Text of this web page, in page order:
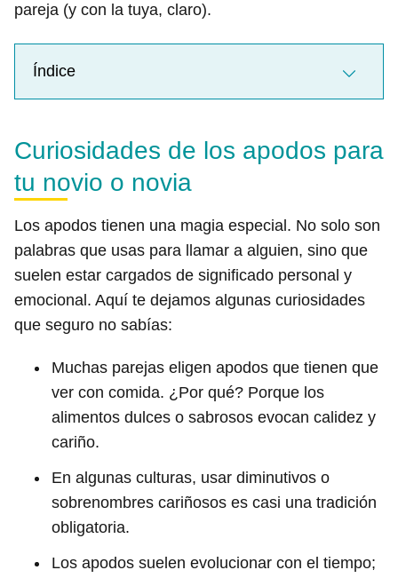
pareja (y con la tuya, claro).
Índice
Curiosidades de los apodos para
tu novio o novia
Los apodos tienen una magia especial. No solo son
palabras que usas para llamar a alguien, sino que
suelen estar cargados de significado personal y
emocional. Aquí te dejamos algunas curiosidades
que seguro no sabías:
Muchas parejas eligen apodos que tienen que
ver con comida. ¿Por qué? Porque los
alimentos dulces o sabrosos evocan calidez y
cariño.
En algunas culturas, usar diminutivos o
sobrenombres cariñosos es casi una tradición
obligatoria.
Los apodos suelen evolucionar con el tiempo;